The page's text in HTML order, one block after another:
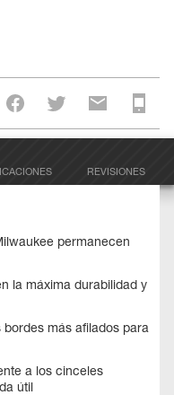
REVISIONES
permanecen
la máxima durabilidad y
más afilados para
a los cinceles
útil